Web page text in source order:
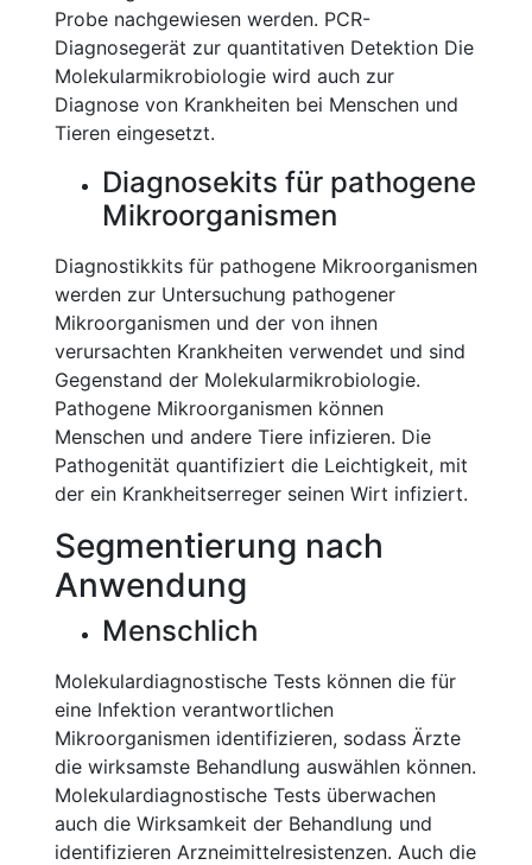
Probe nachgewiesen werden. PCR-
Diagnosegerät zur quantitativen Detektion Die
Molekularmikrobiologie wird auch zur
Diagnose von Krankheiten bei Menschen und
Tieren eingesetzt.
Diagnosekits für pathogene
Mikroorganismen
Diagnostikkits für pathogene Mikroorganismen
werden zur Untersuchung pathogener
Mikroorganismen und der von ihnen
verursachten Krankheiten verwendet und sind
Gegenstand der Molekularmikrobiologie.
Pathogene Mikroorganismen können
Menschen und andere Tiere infizieren. Die
Pathogenität quantifiziert die Leichtigkeit, mit
der ein Krankheitserreger seinen Wirt infiziert.
Segmentierung nach
Anwendung
Menschlich
Molekulardiagnostische Tests können die für
eine Infektion verantwortlichen
Mikroorganismen identifizieren, sodass Ärzte
die wirksamste Behandlung auswählen können.
Molekulardiagnostische Tests überwachen
auch die Wirksamkeit der Behandlung und
identifizieren Arzneimittelresistenzen. Auch die